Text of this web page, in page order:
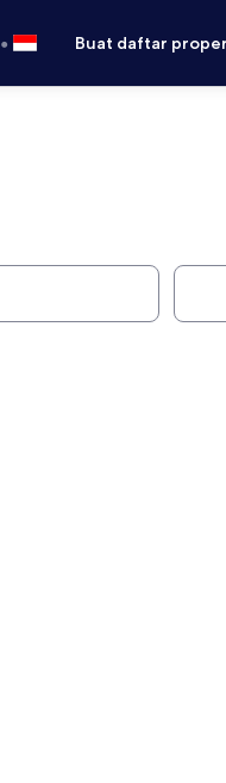
• Buat daftar